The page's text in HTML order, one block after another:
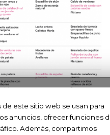
este sitio web se usan para
anuncios, ofrecer funciones
Además, compartimos